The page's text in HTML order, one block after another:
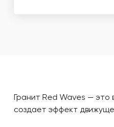
Гранит Red Waves —
создает эффект